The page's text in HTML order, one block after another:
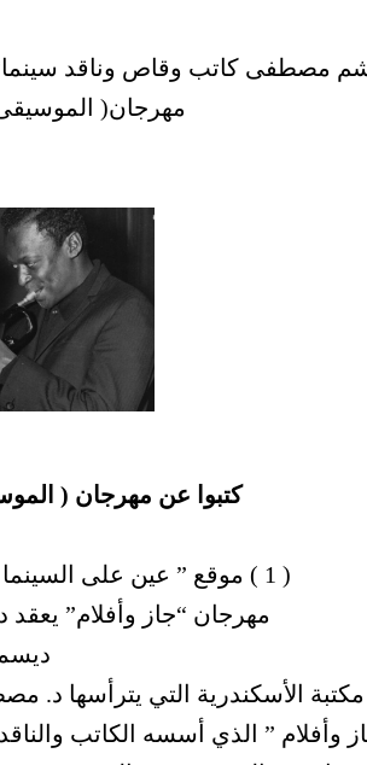
مصطفى كاتب وقاص وناقد
مهرجان(
كتبوا عن مهرجان (
( 1 ) موقع ” عين على السينما ” رئيس التحرير الناقد أمير العمري
مهرجان “جاز وأفلام” يعقد
ديسمبر
الأسكندرية التي يترأسها د.
وأفلام ” الذي أسسه الكاتب